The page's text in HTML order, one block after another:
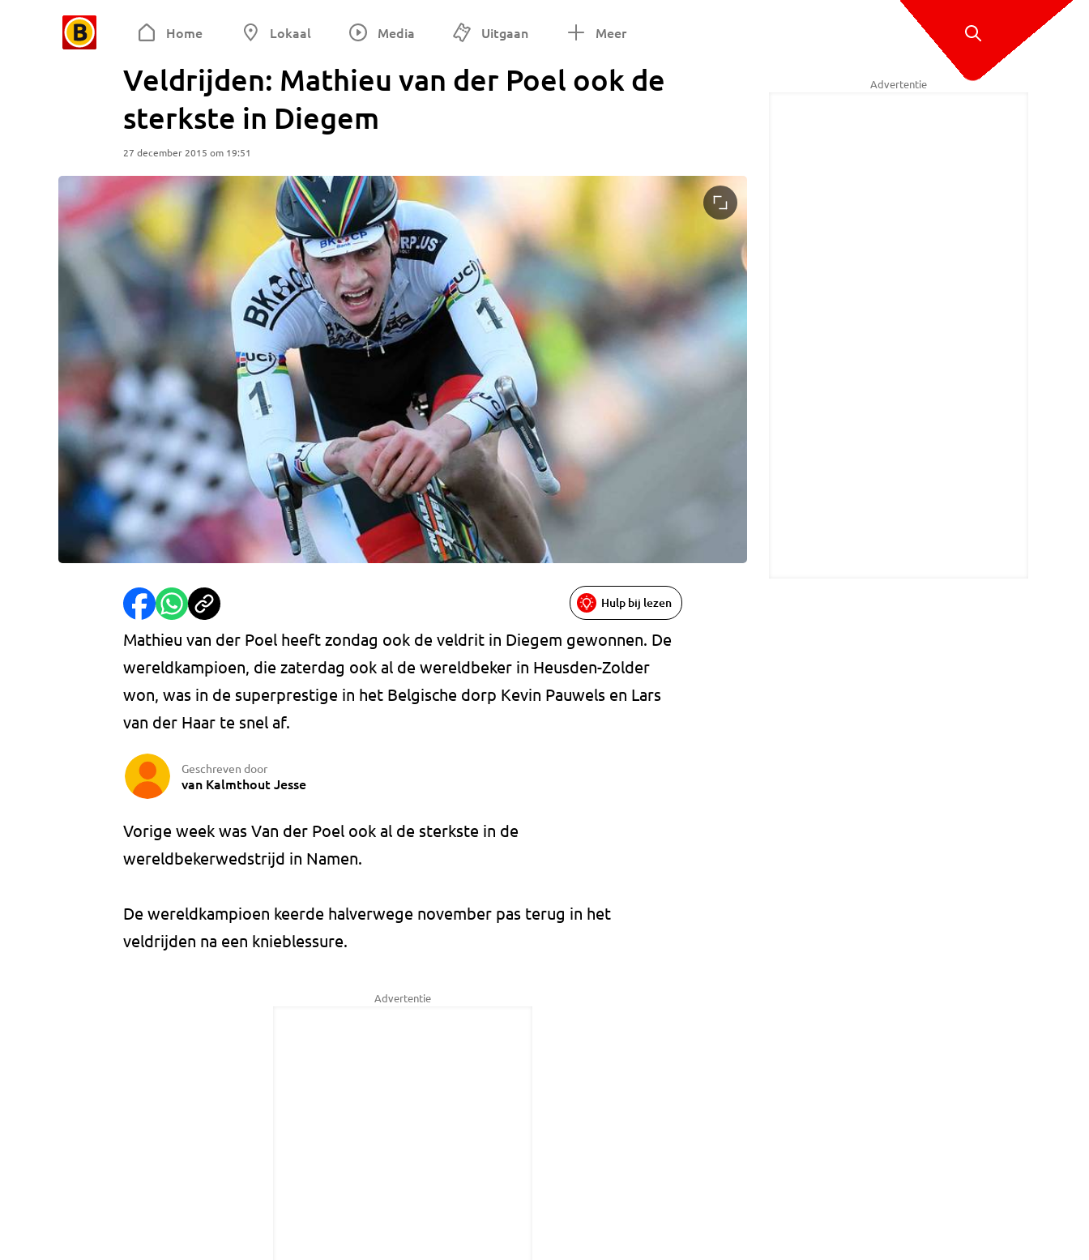
Home Lokaal Media Uitgaan Meer
Veldrijden: Mathieu van der Poel ook de
sterkste in Diegem
27 december 2015 om 19:51
Hulp bij lezen
Mathieu van der Poel heeft zondag ook de veldrit in Diegem gewonnen. De
wereldkampioen, die zaterdag ook al de wereldbeker in Heusden-Zolder
won, was in de superprestige in het Belgische dorp Kevin Pauwels en Lars
van der Haar te snel af.
Geschreven door
van Kalmthout Jesse
Vorige week was Van der Poel ook al de sterkste in de
wereldbekerwedstrijd in Namen.
De wereldkampioen keerde halverwege november pas terug in het
veldrijden na een knieblessure.
Advertentie
Advertentie